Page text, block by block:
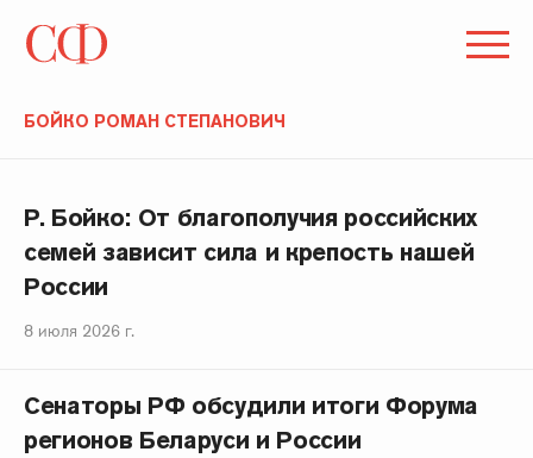
БОЙКО РОМАН СТЕПАНОВИЧ
Р. Бойко: От благополучия российских
семей зависит сила и крепость нашей
России
8 июля 2026 г.
Сенаторы РФ обсудили итоги Форума
регионов Беларуси и России